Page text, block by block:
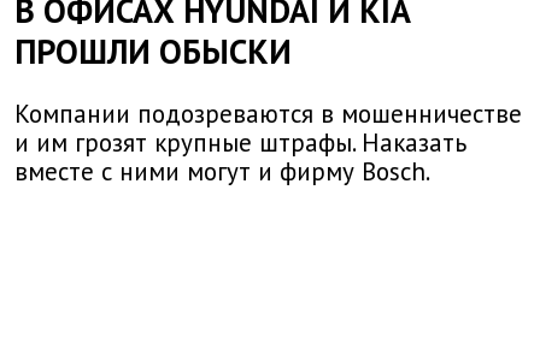
В ОФИСАХ HYUNDAI И KIA
ПРОШЛИ ОБЫСКИ
Компании подозреваются в мошенничестве
и им грозят крупные штрафы. Наказать
вместе с ними могут и фирму Bosch.